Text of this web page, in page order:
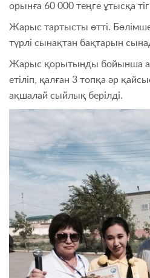
орынға 60 000 теңге ұтысқа
Жарыс тартысты өтті.
түрлі сынақтан бақтарын
Жарыс қорытынды бойынша
етіліп, қалған 3 топқа әр
ақшалай сыйлық берілді.